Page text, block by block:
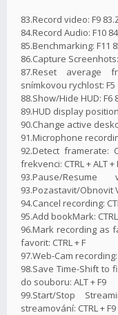
83.Record video: F9
84.Record Audio: F10
85.Benchmarking: F11
86.Capture
87.Reset average
snímkovou rychlost: F5
88.Show/Hide HUD: F6
89.HUD display
90.Change active
91.Microphone
92.Detect framerate:
frekvenci: CTRL + ALT +
93.Pause/
93.Pozastavit/Obnovit
94.Cancel recording:
95.Add bookMark:
96.Mark recording as
favorit: CTRL + F
97.Web-Cam
98.Save Time-Shift to
do souboru: ALT + F9
99.Start/Stop
streamování: CTRL + F9